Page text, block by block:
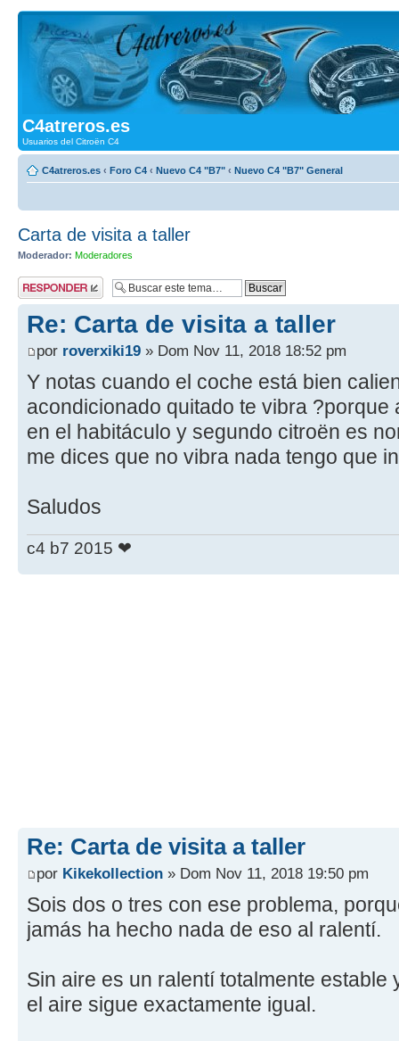
C4atreros.es
Usuarios del Citroën C4
C4atreros.es ‹ Foro C4 ‹ Nuevo C4 "B7" ‹ Nuevo C4 "B7" General
Carta de visita a taller
Moderador: Moderadores
Publicar una
respuesta
Re: Carta de visita a taller
por roverxiki19 » Dom Nov 11, 2018 18:52 pm
Y notas cuando el coche está bien
acondicionado quitado te vibra ?porque
en el habitáculo y segundo citroën es
me dices que no vibra nada tengo que
Saludos
c4 b7 2015 ❤
Re: Carta de visita a taller
por Kikekollection » Dom Nov 11, 2018 19:50 pm
Sois dos o tres con ese problema,
jamás ha hecho nada de eso al ralentí.
Sin aire es un ralentí totalmente
el aire sigue exactamente igual.